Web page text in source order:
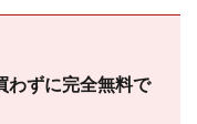
わずに完全無料で